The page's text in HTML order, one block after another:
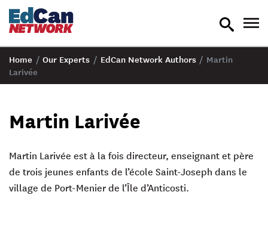
toggle
Home / Our Experts / EdCan Network Authors / Martin
Larivée
Martin Larivée
Martin Larivée est à la fois directeur, enseignant et père
de trois jeunes enfants de l’école Saint-Joseph dans le
village de Port-Menier de l’Île d’Anticosti.